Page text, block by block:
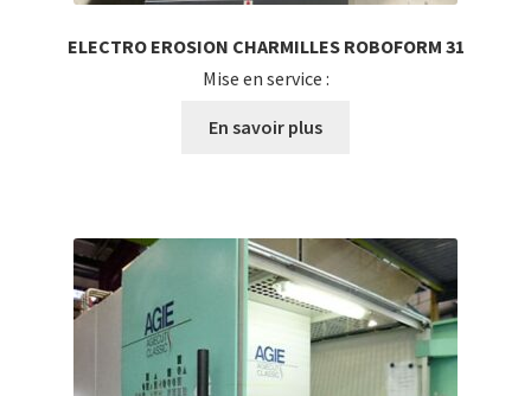
ELECTRO EROSION CHARMILLES ROBOFORM 31
Mise en service :
En savoir plus